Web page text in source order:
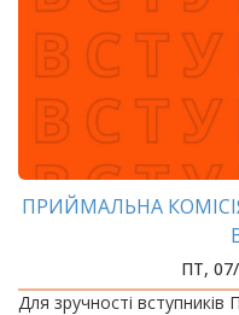
ПРИЙМАЛЬНА
ПТ,
Для зручності вступників